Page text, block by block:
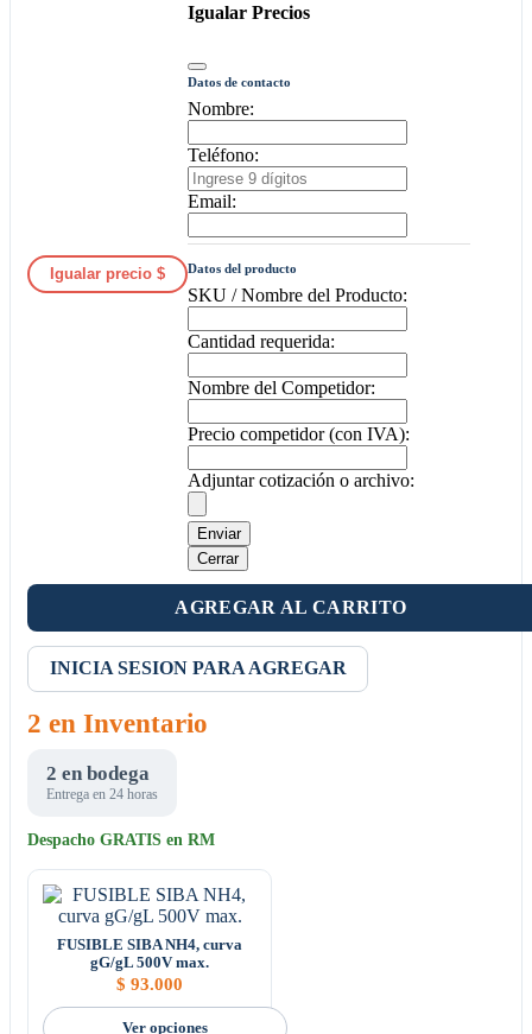
Igualar precio $
Igualar Precios
Datos de contacto
Nombre:
Teléfono:
Email:
Datos del producto
SKU / Nombre del Producto:
Cantidad requerida:
Nombre del Competidor:
Precio competidor (con IVA):
Adjuntar cotización o archivo:
Enviar
Cerrar
AGREGAR AL CARRITO
INICIA SESION PARA AGREGAR
2 en Inventario
2 en bodega
Entrega en 24 horas
Despacho GRATIS en RM
FUSIBLE SIBA NH4, curva
gG/gL 500V max.
$ 93.000
Ver opciones